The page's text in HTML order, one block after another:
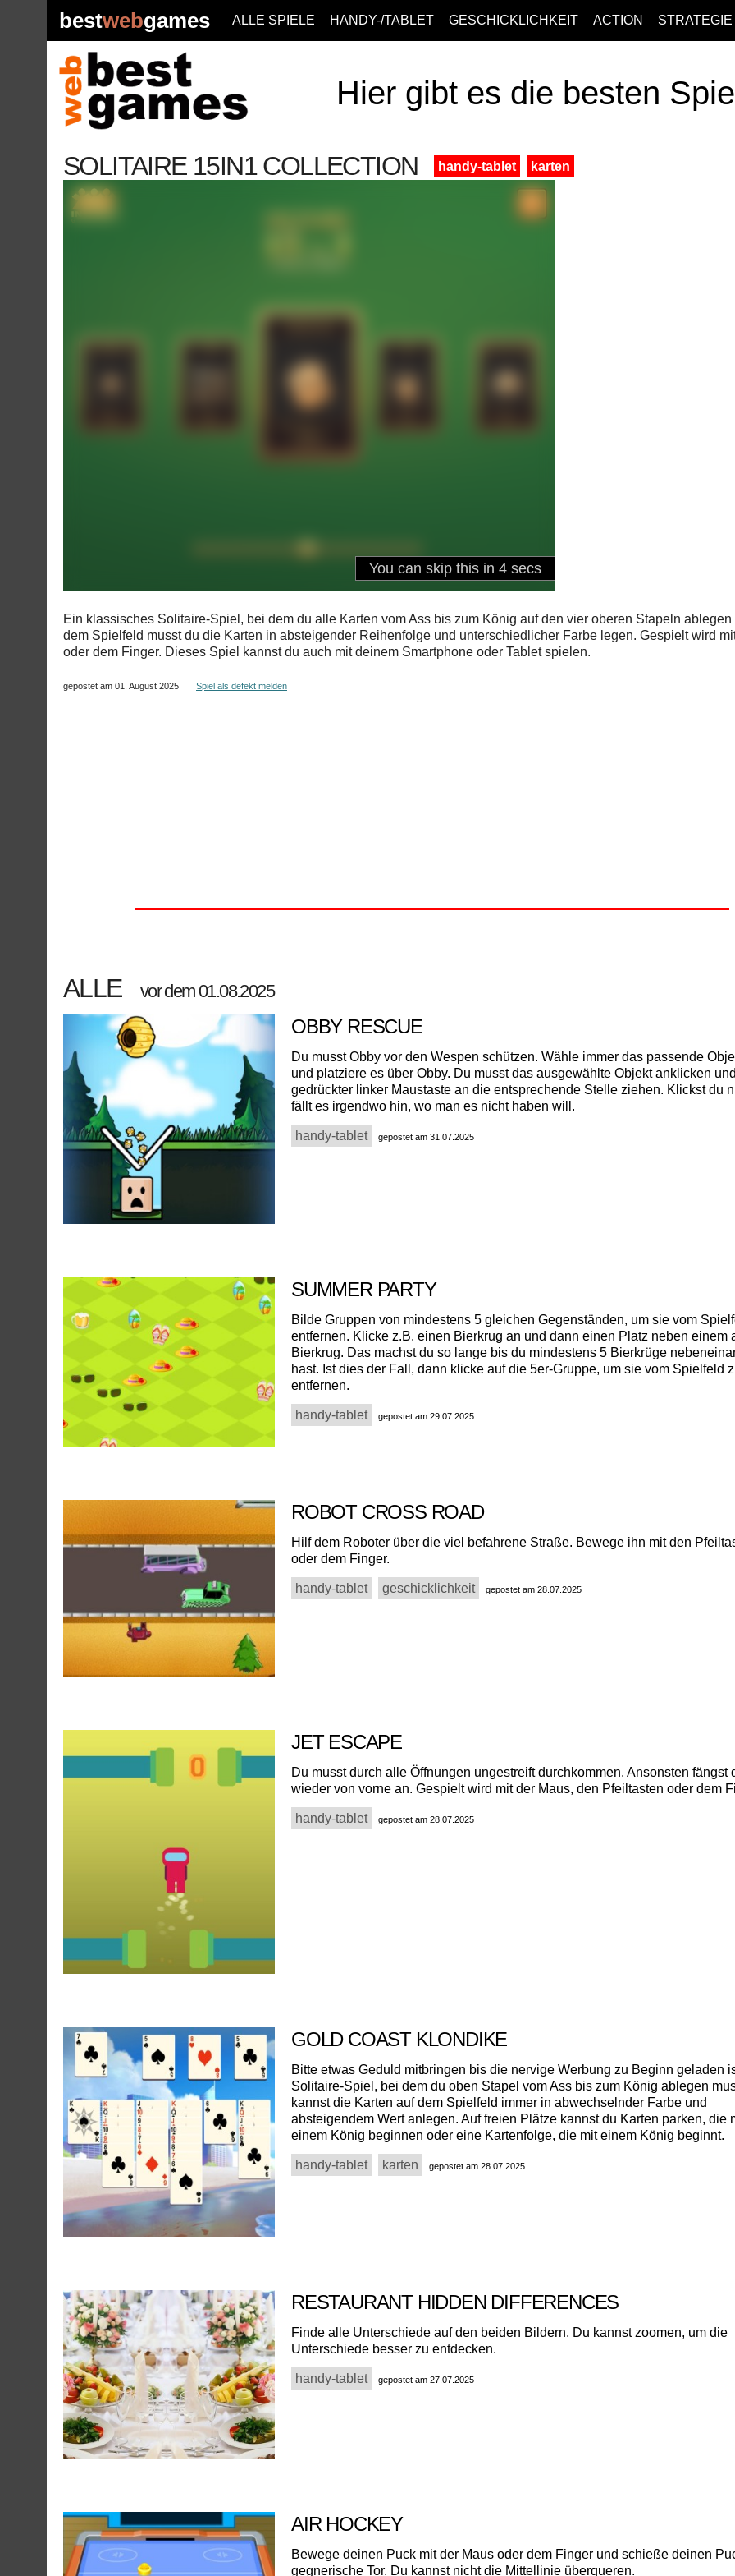
bestwebgames ALLE SPIELE HANDY-/TABLET GESCHICKLICHKEIT ACTION STRATEGIE
Hier gibt es die besten
SOLITAIRE 15IN1 COLLECTION handy-tablet karten
Ein klassisches Solitaire-Spiel, bei dem du alle Karten vom Ass bis zum König auf den vier oberen Stapeln ablegen
dem Spielfeld musst du die Karten in absteigender Reihenfolge und unterschiedlicher Farbe legen. Gespielt wird
oder dem Finger. Dieses Spiel kannst du auch mit deinem Smartphone oder Tablet spielen.
gepostet am 01. August 2025 Spiel als defekt melden
ALLE vor dem 01.08.2025
OBBY RESCUE
Du musst Obby vor den Wespen schützen. Wähle immer das passende
und platziere es über Obby. Du musst das ausgewählte Objekt anklicken
gedrückter linker Maustaste an die entsprechende Stelle ziehen. Klickst du
fällt es irgendwo hin, wo man es nicht haben will.
handy-tablet gepostet am 31.07.2025
SUMMER PARTY
Bilde Gruppen von mindestens 5 gleichen Gegenständen, um sie vom
entfernen. Klicke z.B. einen Bierkrug an und dann einen Platz neben einem
Bierkrug. Das machst du so lange bis du mindestens 5 Bierkrüge
hast. Ist dies der Fall, dann klicke auf die 5er-Gruppe, um sie vom Spielfeld
entfernen.
handy-tablet gepostet am 29.07.2025
ROBOT CROSS ROAD
Hilf dem Roboter über die viel befahrene Straße. Bewege ihn mit den
oder dem Finger.
handy-tablet geschicklichkeit gepostet am 28.07.2025
JET ESCAPE
Du musst durch alle Öffnungen ungestreift durchkommen. Ansonsten fängst
wieder von vorne an. Gespielt wird mit der Maus, den Pfeiltasten oder dem
handy-tablet gepostet am 28.07.2025
GOLD COAST KLONDIKE
Bitte etwas Geduld mitbringen bis die nervige Werbung zu Beginn geladen
Solitaire-Spiel, bei dem du oben Stapel vom Ass bis zum König ablegen
kannst die Karten auf dem Spielfeld immer in abwechselnder Farbe und
absteigendem Wert anlegen. Auf freien Plätze kannst du Karten parken, die
einem König beginnen oder eine Kartenfolge, die mit einem König beginnt.
handy-tablet karten gepostet am 28.07.2025
RESTAURANT HIDDEN DIFFERENCES
Finde alle Unterschiede auf den beiden Bildern. Du kannst zoomen, um die
Unterschiede besser zu entdecken.
handy-tablet gepostet am 27.07.2025
AIR HOCKEY
Bewege deinen Puck mit der Maus oder dem Finger und schieße deinen
gegnerische Tor. Du kannst nicht die Mittellinie überqueren.